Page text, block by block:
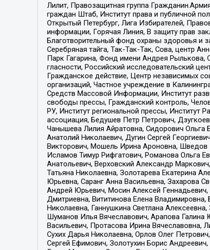
Лилит, Правозащитная группа
граждан Штаб, Институт права и публичной
Открытый Петербург, Лига Избирателей,
информации, Горячая Линия, В защиту прав
Благотворительный фонд охраны здоровья и
Серебряная тайга, Так-Так-Так, Сова, центр
Парк Гагарина, Фонд имени Андрея
гласности, Российский исследовательский
Гражданское действие, Центр независимых
организаций, Частное учреждение в
Средств Массовой Информации, Институт
свободы прессы, Гражданский контроль,
РУ, Институт региональной прессы,
ассоциация, Бедушев Петр Петрович,
Чанышева Лилия Айратовна, Сидорович Ольга
Анатолий Николаевич, Дугин Сергей
Викторович, Мошель Ирина Ароновна, Шведов
Исламов Тимур Рифгатович, Романова Ольга
Анатольевич, Верховский Александр
Татьяна Николаевна, Золотарева Екатерина
Юрьевна, Саранг Анна Васильевна, Захарова
Андрей Юрьевич, Мосин Алексей
Дмитриевна, Вититинова Елена
Николаевна, Ганнушкина Светлана
Шуманов Илья Вячеславович, Арапова
Васильевич, Протасова Ирина Вячеславовна,
Сухих Дарья Николаевна, Орлов Олег
Сергей Ефимович, Золотухин Борис